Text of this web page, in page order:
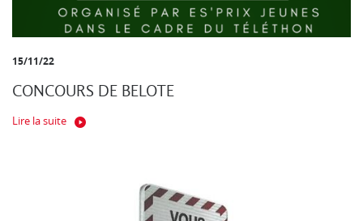
15/11/22
CONCOURS DE BELOTE
Lire la suite